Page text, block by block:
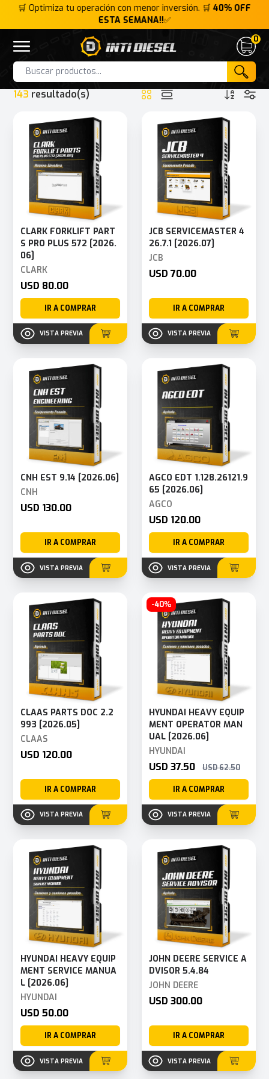
🛒 Optimiza tu operación con menor inversión. 🛒40% OFF
ESTA SEMANA!!✅
Open menu
Inti Diesel
Cart
0
HOME COLECCIÓN
Products
143 resultado(s)
CLARK FORKLIFT PART
S PRO PLUS 572 [2026.
06]
CLARK
USD 80.00
IR A COMPRAR
VISTA PREVIA
JCB SERVICEMASTER 4
26.7.1 [2026.07]
JCB
USD 70.00
IR A COMPRAR
VISTA PREVIA
CNH EST 9.14 [2026.06]
CNH
USD 130.00
IR A COMPRAR
VISTA PREVIA
AGCO EDT 1.128.26121.9
65 [2026.06]
AGCO
USD 120.00
IR A COMPRAR
VISTA PREVIA
CLAAS PARTS DOC 2.2
993 [2026.05]
CLAAS
USD 120.00
IR A COMPRAR
VISTA PREVIA
-40%
HYUNDAI HEAVY EQUIP
MENT OPERATOR MAN
UAL [2026.06]
HYUNDAI
USD 37.50 USD 62.50
IR A COMPRAR
VISTA PREVIA
HYUNDAI HEAVY EQUIP
MENT SERVICE MANUA
L [2026.06]
HYUNDAI
USD 50.00
IR A COMPRAR
VISTA PREVIA
JOHN DEERE SERVICE A
DVISOR 5.4.84
JOHN DEERE
USD 300.00
IR A COMPRAR
VISTA PREVIA